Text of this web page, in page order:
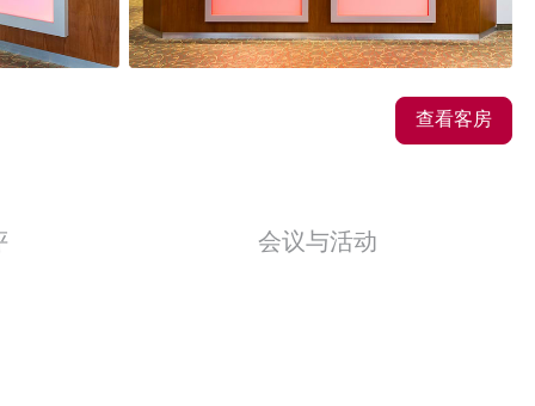
查看客房
会议与活动